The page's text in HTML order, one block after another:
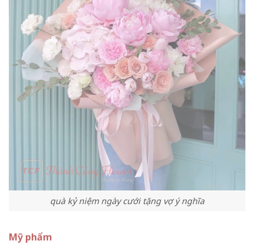
quà kỷ niệm ngày cưới tặng vợ ý nghĩa
Mỹ phẩm